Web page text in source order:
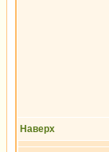
Наверх